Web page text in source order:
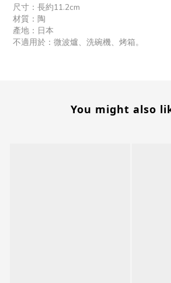
尺寸：長約11.2cm
材質：陶
產地：日本
不適用於：微波爐、洗碗機、烤箱。
You might also